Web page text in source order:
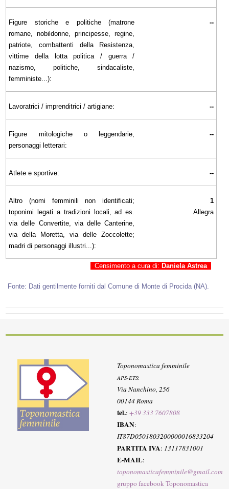
Figure storiche e politiche (matrone
romane, nobildonne, principesse, regine,
patriote, combattenti della Resistenza,
vittime della lotta politica / guerra /
nazismo, politiche, sindacaliste,
femministe...):
--
Lavoratrici / imprenditrici / artigiane: --
Figure mitologiche o leggendarie,
personaggi letterari:
--
Atlete e sportive: --
Altro (nomi femminili non identificati;
toponimi legati a tradizioni locali, ad es.
via delle Convertite, via delle Canterine,
via della Moretta, via delle Zoccolette;
madri di personaggi illustri...):
1
Allegra
Censimento a cura di: Daniela Astrea
Fonte: Dati gentilmente forniti dal Comune di Monte di Procida (NA).
Toponomastica femminile
APS-ETS:
Via Nanchino, 256
00144 Roma
tel.:+39 333 7607808
IBAN:
IT87D0501803200000016833204
PARTITA IVA: 13117831001
E-MAIL:
toponomasticafemminile@gmail.com
gruppo facebook Toponomastica